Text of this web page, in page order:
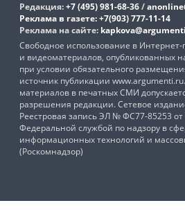
Редакция:+7 (495) 981-68-36/
Реклама в газете:+7(903) 777-11-14
Реклама на сайте:
Свободное использование в Интернет-
и видеоматериалов, опубликованных
при условии обязательного
источник публикации
материалов в печатных СМИ
разрешения редакции. Сетевое
Реестровая запись ЭЛ № ФС77-85253
Федеральной службой по надзору в
информационных технологий и
(Роскомнадзор)